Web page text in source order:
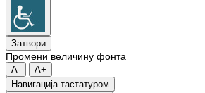
Затвори
Промени величину фонта
A-
A+
Навигација тастатуром